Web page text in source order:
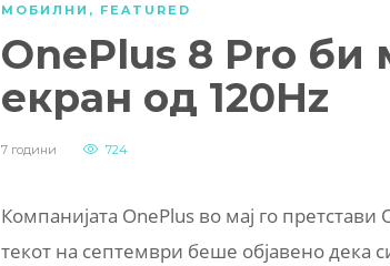
МОБИЛНИ , FEATURED
OnePlus 8 Pro
екран од 120Hz
7 години 724
Компанијата OnePlus во мај го
текот на септември беше објавено дека